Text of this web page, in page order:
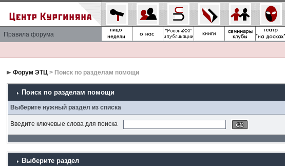
Правила форума
Форум ЭТЦ > Поиск по разделам помощи
Поиск по разделам помощи
Выберите нужный раздел из списка
Введите ключевые слова для поиска
Выберите раздел